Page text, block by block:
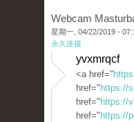
Webcam
星期一, 04/22/2019 -
永久连接
yvxmrqcf
<a href="
href=" https://
href=" https://
href=" https://